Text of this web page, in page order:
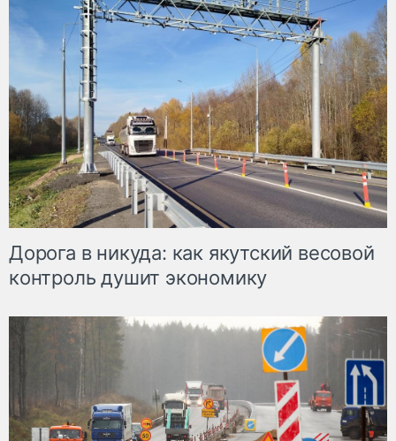
Дорога в никуда: как якутский весовой
контроль душит экономику